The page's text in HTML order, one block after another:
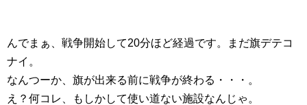
んでまぁ、戦争開始して20分ほど経過です。まだ旗デテコ
ナイ。
なんつーか、旗が出来る前に戦争が終わる・・・。
え？何コレ、もしかして使い道ない施設なんじゃ。